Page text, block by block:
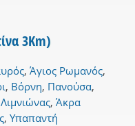
3Km)
, Άγιος Ρωμανός,
, Βόρνη, Πανούσα,
, Άκρα
, Υπαπαντή